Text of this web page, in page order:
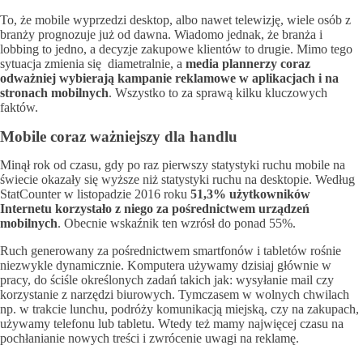
To, że mobile wyprzedzi desktop, albo nawet telewizję, wiele osób z
branży prognozuje już od dawna. Wiadomo jednak, że branża i
lobbing to jedno, a decyzje zakupowe klientów to drugie. Mimo tego
sytuacja zmienia się diametralnie, a media plannerzy coraz
odważniej wybierają kampanie reklamowe w aplikacjach i na
stronach mobilnych. Wszystko to za sprawą kilku kluczowych
faktów.
Mobile coraz ważniejszy dla handlu
Minął rok od czasu, gdy po raz pierwszy statystyki ruchu mobile na
świecie okazały się wyższe niż statystyki ruchu na desktopie. Według
StatCounter w listopadzie 2016 roku 51,3% użytkowników
Internetu korzystało z niego za pośrednictwem urządzeń
mobilnych. Obecnie wskaźnik ten wzrósł do ponad 55%.
Ruch generowany za pośrednictwem smartfonów i tabletów rośnie
niezwykle dynamicznie. Komputera używamy dzisiaj głównie w
pracy, do ściśle określonych zadań takich jak: wysyłanie mail czy
korzystanie z narzędzi biurowych. Tymczasem w wolnych chwilach
np. w trakcie lunchu, podróży komunikacją miejską, czy na zakupach,
używamy telefonu lub tabletu. Wtedy też mamy najwięcej czasu na
pochłanianie nowych treści i zwrócenie uwagi na reklamę.